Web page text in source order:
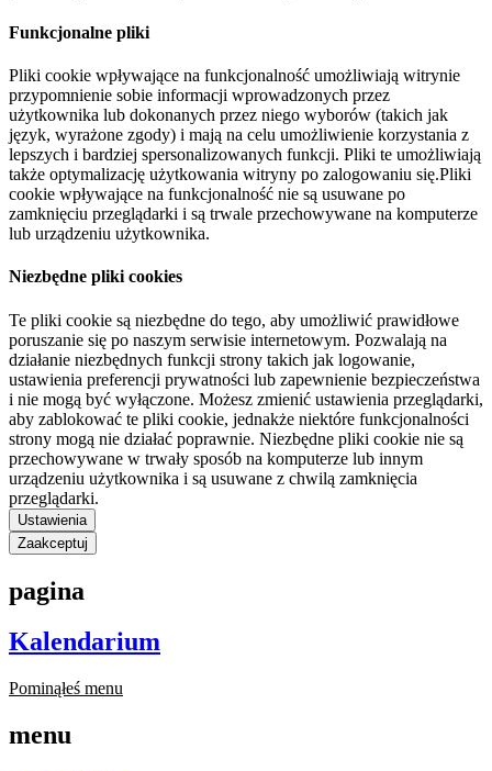
Funkcjonalne pliki
Pliki cookie wpływające na funkcjonalność umożliwiają witrynie
przypomnienie sobie informacji wprowadzonych przez
użytkownika lub dokonanych przez niego wyborów (takich jak
język, wyrażone zgody) i mają na celu umożliwienie korzystania z
lepszych i bardziej spersonalizowanych funkcji. Pliki te umożliwiają
także optymalizację użytkowania witryny po zalogowaniu się.Pliki
cookie wpływające na funkcjonalność nie są usuwane po
zamknięciu przeglądarki i są trwale przechowywane na komputerze
lub urządzeniu użytkownika.
Niezbędne pliki cookies
Te pliki cookie są niezbędne do tego, aby umożliwić prawidłowe
poruszanie się po naszym serwisie internetowym. Pozwalają na
działanie niezbędnych funkcji strony takich jak logowanie,
ustawienia preferencji prywatności lub zapewnienie bezpieczeństwa
i nie mogą być wyłączone. Możesz zmienić ustawienia przeglądarki,
aby zablokować te pliki cookie, jednakże niektóre funkcjonalności
strony mogą nie działać poprawnie. Niezbędne pliki cookie nie są
przechowywane w trwały sposób na komputerze lub innym
urządzeniu użytkownika i są usuwane z chwilą zamknięcia
przeglądarki.
Ustawienia
Zaakceptuj
pagina
Kalendarium
Pominąłeś menu
menu